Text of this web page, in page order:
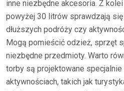
inne niezbędne akcesoria. Z
powyżej 30 litrów sprawdzają
dłuższych podróży czy
Mogą pomieścić odzież, sprzęt
niezbędne przedmioty. Warto
torby są projektowane
aktywnościach, takich jak